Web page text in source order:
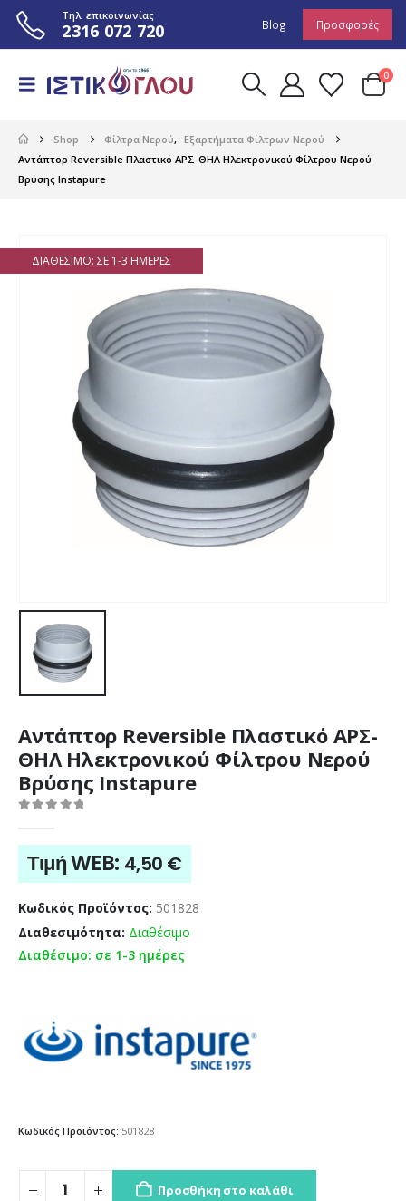
Τηλ. επικοινωνίας
2316 072 720 Blog Προσφορές
0
Shop Φίλτρα Νερού, Εξαρτήματα Φίλτρων Νερού
Αντάπτορ Reversible Πλαστικό ΑΡΣ-ΘΗΛ Ηλεκτρονικού Φίλτρου Νερού
Βρύσης Instapure
ΔΙΑΘΈΣΙΜΟ: ΣΕ 1-3 ΗΜΈΡΕΣ
Αντάπτορ Reversible Πλαστικό ΑΡΣ-
ΘΗΛ Ηλεκτρονικού Φίλτρου Νερού
Βρύσης Instapure
Τιμή WEB: 4,50 €
Κωδικός Προϊόντος: 501828
Διαθεσιμότητα: Διαθέσιμο
Διαθέσιμο: σε 1-3 ημέρες
Κωδικός Προϊόντος: 501828
Προσθήκη στο καλάθι